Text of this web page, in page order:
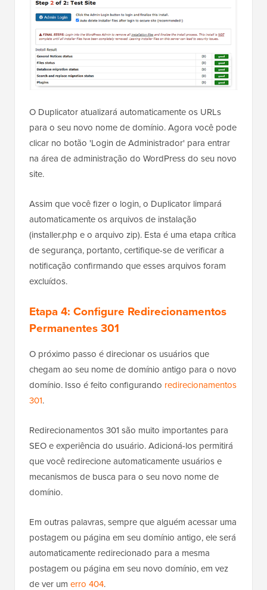
O Duplicator atualizará automaticamente os URLs
para o seu novo nome de domínio. Agora você pode
clicar no botão 'Login de Administrador' para entrar
na área de administração do WordPress do seu novo
site.
Assim que você fizer o login, o Duplicator limpará
automaticamente os arquivos de instalação
(installer.php e o arquivo zip). Esta é uma etapa crítica
de segurança, portanto, certifique-se de verificar a
notificação confirmando que esses arquivos foram
excluídos.
Etapa 4: Configure Redirecionamentos
Permanentes 301
O próximo passo é direcionar os usuários que
chegam ao seu nome de domínio antigo para o novo
domínio. Isso é feito configurando redirecionamentos
301.
Redirecionamentos 301 são muito importantes para
SEO e experiência do usuário. Adicioná-los permitirá
que você redirecione automaticamente usuários e
mecanismos de busca para o seu novo nome de
domínio.
Em outras palavras, sempre que alguém acessar uma
postagem ou página em seu domínio antigo, ele será
automaticamente redirecionado para a mesma
postagem ou página em seu novo domínio, em vez
de ver um erro 404.